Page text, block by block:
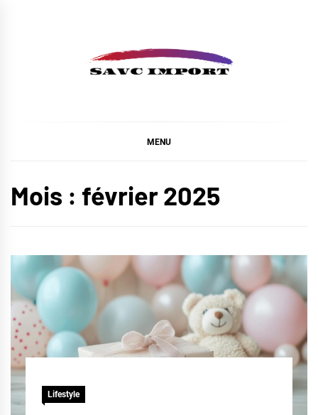
MENU
Mois : février 2025
Lifestyle